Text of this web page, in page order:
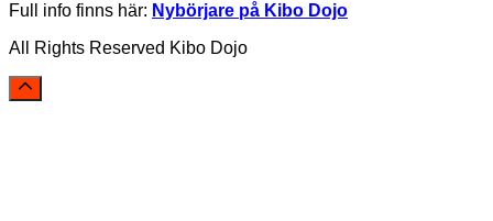
Full info finns här: Nybörjare på Kibo Dojo
All Rights Reserved Kibo Dojo